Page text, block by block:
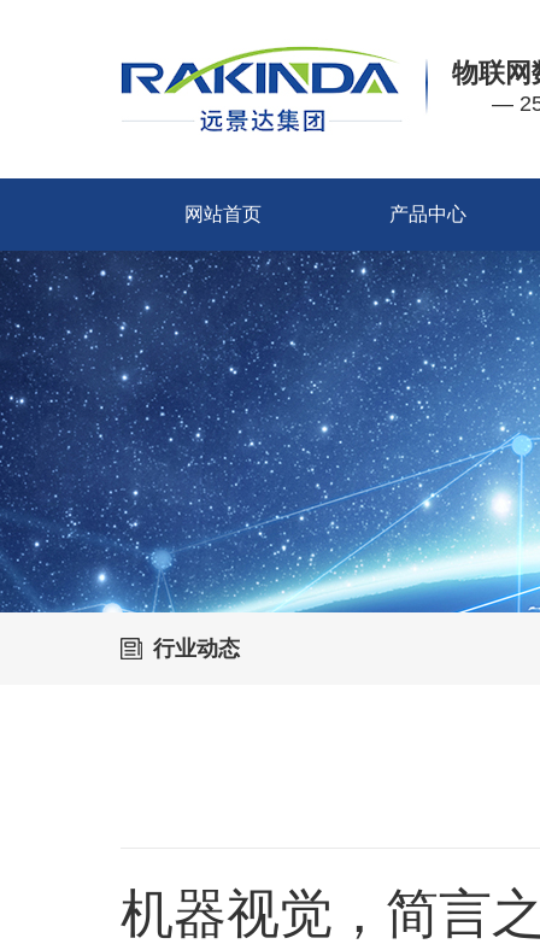
物联网
—
网站首页 产品中心
行业动态
机器视觉，简言